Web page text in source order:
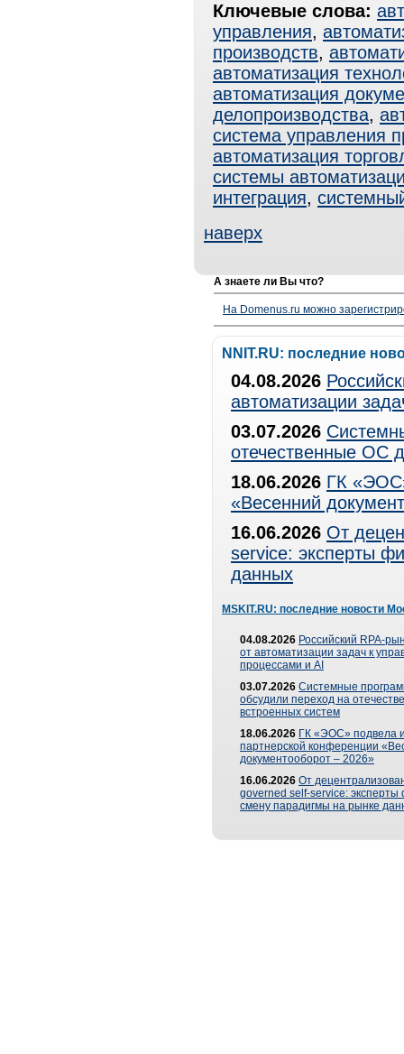
Ключевые слова:
управления,
производств,
автоматизация
автоматизация
делопроизводства,
система управления
автоматизация
системы
интеграция,
наверх
А знаете ли Вы что?
На Domenus.ru можно
NNIT.RU: последние
04.08.2026
автоматизации
03.07.2026
отечественные ОС
18.06.2026 ГК
«Весенний
16.06.2026 От
service: эксперты
данных
MSKIT.RU: последние новости
04.08.2026 Российский RPA-
от автоматизации задач к
процессами и AI
03.07.2026 Системные
обсудили переход на
встроенных систем
18.06.2026 ГК «ЭОС» подвела
партнерской конференции
документооборот – 2026»
16.06.2026 От
governed self-service: эксперты
смену парадигмы на рынке